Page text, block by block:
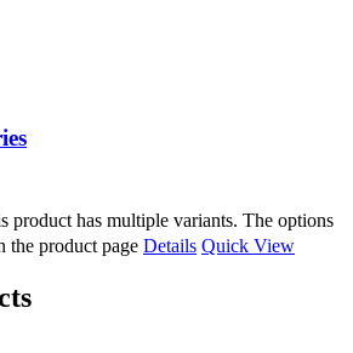
product has multiple variants. The options
the product page Details Quick View